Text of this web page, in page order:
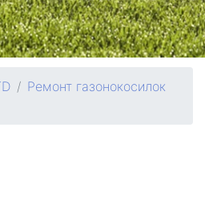
Ремонт газонокосилок